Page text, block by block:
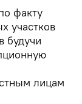
факту
участков
будучи
лицам